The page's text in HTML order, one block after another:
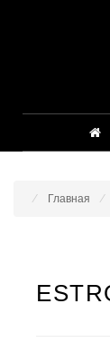
Главная